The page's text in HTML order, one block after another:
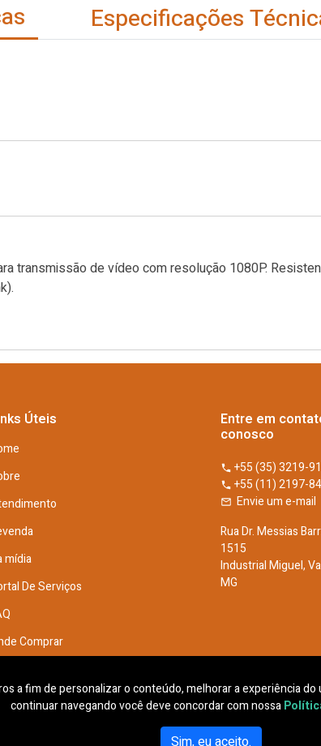
Especificações
transmissão de vídeo com resolução 1080P.
Úteis
mídia
De Serviços
Comprar
Entre em
conosco
+55 (35) 3219-
+55 (11) 2197-
Envie um e-mail
Rua Dr. Messias
1515
Industrial Miguel,
MG
a fim de personalizar o conteúdo, melhorar a experiência
continuar navegando você deve concordar com nossa
Sim, eu aceito.